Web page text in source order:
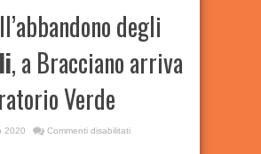
degli
, a Bracciano arriva
Verde
2020 Commenti disabilitatisu